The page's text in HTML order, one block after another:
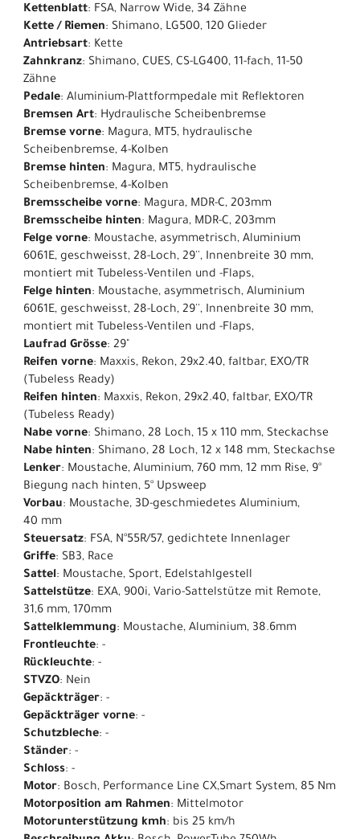
Kettenblatt: FSA, Narrow Wide, 34 Zähne
Kette / Riemen: Shimano, LG500, 120 Glieder
Antriebsart: Kette
Zahnkranz: Shimano, CUES, CS-LG400, 11-fach, 11-50
Zähne
Pedale: Aluminium-Plattformpedale mit Reflektoren
Bremsen Art: Hydraulische Scheibenbremse
Bremse vorne: Magura, MT5, hydraulische
Scheibenbremse, 4-Kolben
Bremse hinten: Magura, MT5, hydraulische
Scheibenbremse, 4-Kolben
Bremsscheibe vorne: Magura, MDR-C, 203mm
Bremsscheibe hinten: Magura, MDR-C, 203mm
Felge vorne: Moustache, asymmetrisch, Aluminium
6061E, geschweisst, 28-Loch, 29'', Innenbreite 30 mm,
montiert mit Tubeless-Ventilen und -Flaps,
Felge hinten: Moustache, asymmetrisch, Aluminium
6061E, geschweisst, 28-Loch, 29'', Innenbreite 30 mm,
montiert mit Tubeless-Ventilen und -Flaps,
Laufrad Grösse: 29"
Reifen vorne: Maxxis, Rekon, 29x2.40, faltbar, EXO/TR
(Tubeless Ready)
Reifen hinten: Maxxis, Rekon, 29x2.40, faltbar, EXO/TR
(Tubeless Ready)
Nabe vorne: Shimano, 28 Loch, 15 x 110 mm, Steckachse
Nabe hinten: Shimano, 28 Loch, 12 x 148 mm, Steckachse
Lenker: Moustache, Aluminium, 760 mm, 12 mm Rise, 9°
Biegung nach hinten, 5° Upsweep
Vorbau: Moustache, 3D-geschmiedetes Aluminium,
40 mm
Steuersatz: FSA, N°55R/57, gedichtete Innenlager
Griffe: SB3, Race
Sattel: Moustache, Sport, Edelstahlgestell​
Sattelstütze: EXA, 900i, Vario-Sattelstütze mit Remote,
31,6 mm, 170mm
Sattelklemmung: Moustache, Aluminium, 38.6mm
Frontleuchte: -
Rückleuchte: -
STVZO: Nein
Gepäckträger: -
Gepäckträger vorne: -
Schutzbleche: -
Ständer: -
Schloss: -
Motor: Bosch, Performance Line CX,Smart System, 85 Nm
Motorposition am Rahmen: Mittelmotor
Motorunterstützung kmh: bis 25 km/h